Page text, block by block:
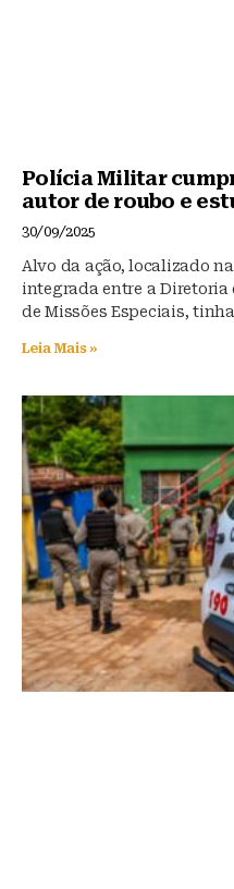
Polícia Militar
autor de roubo e
30/09/2025
Alvo da ação, localizado
integrada entre a Diretoria
de Missões Especiais,
Leia Mais »